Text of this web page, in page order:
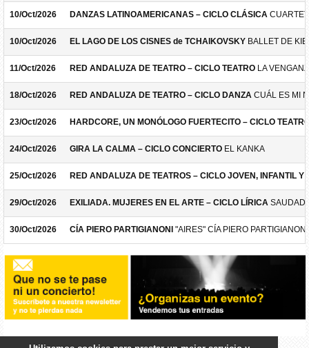
10/Oct/2026 DANZAS LATINOAMERICANAS – CICLO CLÁSICA
10/Oct/2026 EL LAGO DE LOS CISNES de TCHAIKOVSKY BALLET DE
11/Oct/2026 RED ANDALUZA DE TEATRO – CICLO TEATRO LA
18/Oct/2026 RED ANDALUZA DE TEATRO – CICLO DANZA CUÁL ES MI
23/Oct/2026 HARDCORE, UN MONÓLOGO FUERTECITO – CICLO
24/Oct/2026 GIRA LA CALMA – CICLO CONCIERTO EL KANKA
25/Oct/2026 RED ANDALUZA DE TEATROS – CICLO JOVEN, INFANTIL Y
29/Oct/2026 EXILIADA. MUJERES EN EL ARTE – CICLO LÍRICA
30/Oct/2026 CÍA PIERO PARTIGIANONI "AIRES" CÍA PIERO PARTIGIANONI